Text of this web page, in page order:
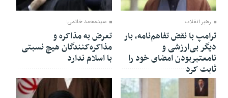
27 تیر 1405
رهبر انقلاب:
ترامپ با نقض تفاهم‌نامه، بار
دیگر بی‌ارزشی و
نامعتبربودن امضای خود را
ثابت کرد
سیدمحمد خاتمی:
تعرض به مذاکره و
مذاکره‌کنندگان هیچ نسبتی
با اسلام ندارد